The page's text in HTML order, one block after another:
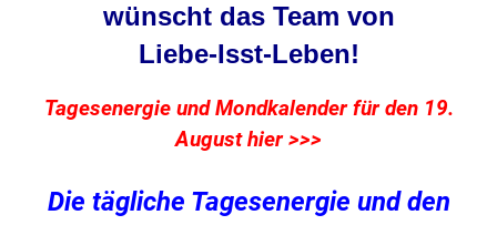
wünscht das Team von
Liebe-Isst-Leben!
Tagesenergie und Mondkalender für den 19.
August hier >>>
Die tägliche Tagesenergie und den